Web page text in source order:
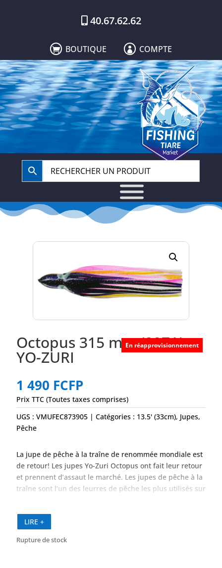
40.67.62.62
 BOUTIQUE  COMPTE
Octopus 315 mm (297A) –
YO-ZURI
1 490 FCFP
En réapprovisionnement
Prix TTC (Toutes taxes comprises)
UGS : VMUFEC873905 Catégories : 13.5' (33cm), Jupes,
Pêche
La jupe de pêche à la traîne de renommée mondiale est
de retour! Les jupes Yo-Zuri Octopus ont fait leur retour
et prennent d’assaut le marché. Les jupes de pêche à la
traîne sont l’un des leurres de pêche les plus utilisés sur
qui est particulièrement doux, mais extrêmement
finitions, allant du rose saumon, de la lueur et du noir
LIRE +
Rupture de stock